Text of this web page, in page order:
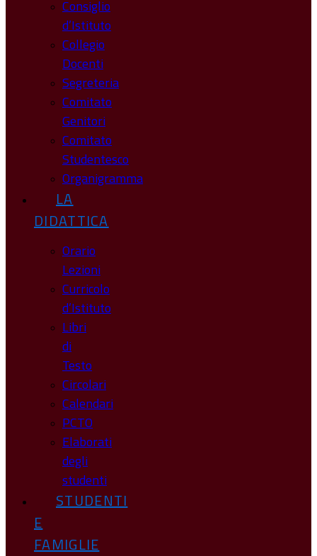
Consiglio
d’Istituto
Collegio
Docenti
Segreteria
Comitato
Genitori
Comitato
Studentesco
Organigramma
LA
DIDATTICA
Orario
Lezioni
Curricolo
d’Istituto
Libri
di
Testo
Circolari
Calendari
PCTO
Elaborati
degli
studenti
STUDENTI
E
FAMIGLIE